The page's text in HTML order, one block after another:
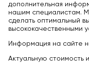
дополнительная
нашим специалистам.
сделать оптимальный
высококачественными
Информация на сайте
Актуальную стоимость